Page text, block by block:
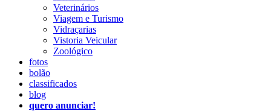
Veterinários
Viagem e Turismo
Vidraçarias
Vistoria Veicular
Zoológico
fotos
bolão
classificados
blog
quero anunciar!